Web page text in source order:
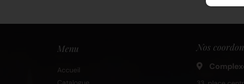
Menu
Accueil
Nos